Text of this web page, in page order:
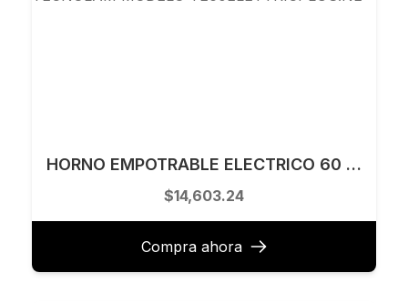
HORNO EMPOTRABLE ELECTRICO 60 CM TECNOLAM MODELO TE60ELETTRICPLUS.NE
$14,603.24
Compra ahora